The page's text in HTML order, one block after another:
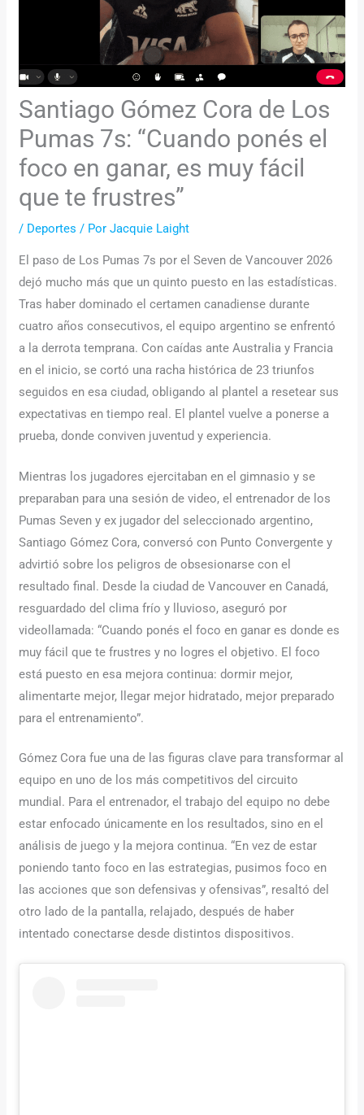
Santiago Gómez Cora de Los
Pumas 7s: “Cuando ponés el
foco en ganar, es muy fácil
que te frustres”
/ Deportes / PorJacquie Laight
El paso de Los Pumas 7s por el Seven de Vancouver 2026
dejó mucho más que un quinto puesto en las estadísticas.
Tras haber dominado el certamen canadiense durante
cuatro años consecutivos, el equipo argentino se enfrentó
a la derrota temprana. Con caídas ante Australia y Francia
en el inicio, se cortó una racha histórica de 23 triunfos
seguidos en esa ciudad, obligando al plantel a resetear sus
expectativas en tiempo real. El plantel vuelve a ponerse a
prueba, donde conviven juventud y experiencia.
Mientras los jugadores ejercitaban en el gimnasio y se
preparaban para una sesión de video, el entrenador de los
Pumas Seven y ex jugador del seleccionado argentino,
Santiago Gómez Cora, conversó con Punto Convergente y
advirtió sobre los peligros de obsesionarse con el
resultado final. Desde la ciudad de Vancouver en Canadá,
resguardado del clima frío y lluvioso, aseguró por
videollamada: “Cuando ponés el foco en ganar es donde es
muy fácil que te frustres y no logres el objetivo. El foco
está puesto en esa mejora continua: dormir mejor,
alimentarte mejor, llegar mejor hidratado, mejor preparado
para el entrenamiento”.
Gómez Cora fue una de las figuras clave para transformar al
equipo en uno de los más competitivos del circuito
mundial. Para el entrenador, el trabajo del equipo no debe
estar enfocado únicamente en los resultados, sino en el
análisis de juego y la mejora continua. “En vez de estar
poniendo tanto foco en las estrategias, pusimos foco en
las acciones que son defensivas y ofensivas”, resaltó del
otro lado de la pantalla, relajado, después de haber
intentado conectarse desde distintos dispositivos.